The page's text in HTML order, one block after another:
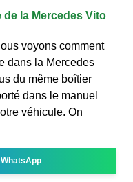
la Mercedes Vito
voyons comment
dans la Mercedes
du même boîtier
dans le manuel
véhicule. On
WhatsApp